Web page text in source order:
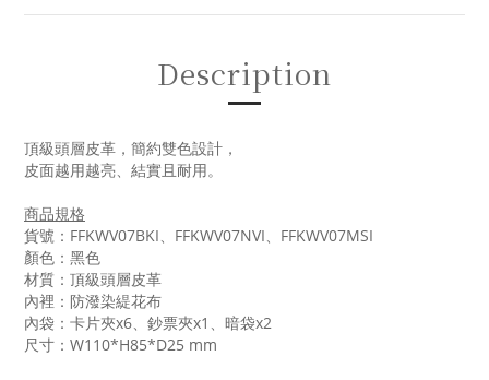
Description
頂級頭層皮革，簡約雙色設計，
皮面越用越亮、結實且耐用。
商品規格
貨號：FFKWV07BKI、FFKWV07NVI、FFKWV07MSI
顏色：黑色
材質：頂級頭層皮革
內裡：防潑染緹花布
內袋：卡片夾x6、鈔票夾x1、暗袋x2
尺寸：W110*H85*D25 mm